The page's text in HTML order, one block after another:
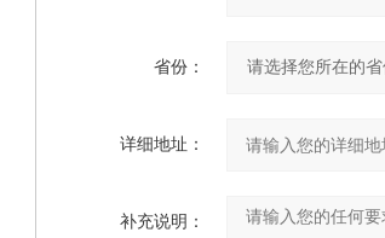
省份：
详细地址：
补充说明：